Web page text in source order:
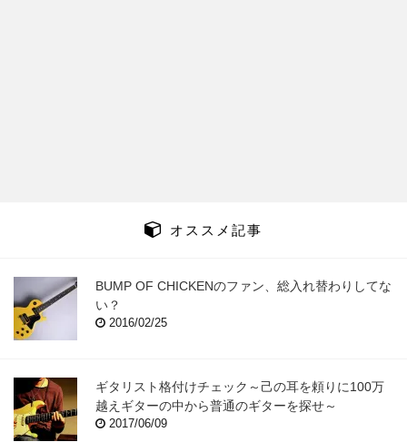
オススメ記事
BUMP OF CHICKENのファン、総入れ替わりしてな
い？
2016/02/25
ギタリスト格付けチェック～己の耳を頼りに100万
越えギターの中から普通のギターを探せ～
2017/06/09